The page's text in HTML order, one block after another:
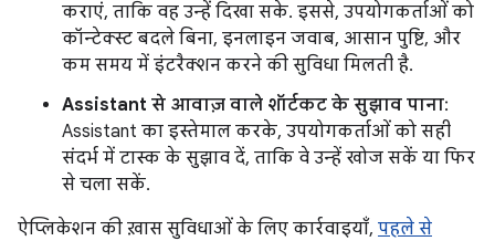
कराएं, ताकि वह उन्हें दिखा सके. इससे, उपयोगकर्ताओं को
कॉन्टेक्स्ट बदले बिना, इनलाइन जवाब, आसान पुष्टि, और
कम समय में इंटरैक्शन करने की सुविधा मिलती है.
Assistant से आवाज़ वाले शॉर्टकट के सुझाव पाना:
Assistant का इस्तेमाल करके, उपयोगकर्ताओं को सही
संदर्भ में टास्क के सुझाव दें, ताकि वे उन्हें खोज सकें या फिर
से चला सकें.
ऐप्लिकेशन की ख़ास सुविधाओं के लिए कार्रवाइयाँ, पहले से